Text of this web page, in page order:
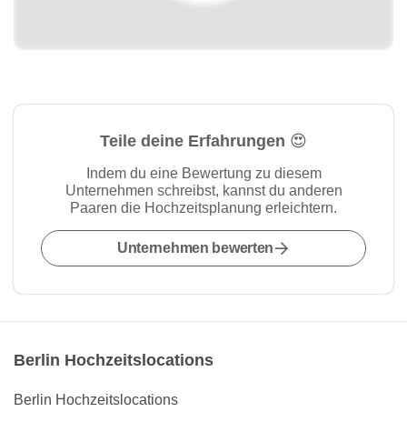
Teile deine Erfahrungen 😍
Indem du eine Bewertung zu diesem
Unternehmen schreibst, kannst du anderen
Paaren die Hochzeitsplanung erleichtern.
Unternehmen bewerten
Berlin Hochzeitslocations
Berlin Hochzeitslocations